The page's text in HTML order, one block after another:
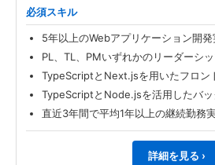
必須スキル
5年以上のWebアプリケーション開発
PL、TL、PMいずれかのリーダーシ
TypeScriptとNext.jsを用いたフロン
TypeScriptとNode.jsを活用したバ
直近3年間で平均1年以上の継続勤務
詳細を見る ›